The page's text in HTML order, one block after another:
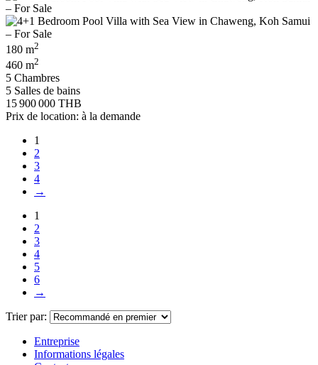
180 m2
460 m2
5 Chambres
5 Salles de bains
15 900 000 THB
Prix de location: à la demande
1
2
3
4
→
1
2
3
4
5
6
→
Trier par:
Entreprise
Informations légales